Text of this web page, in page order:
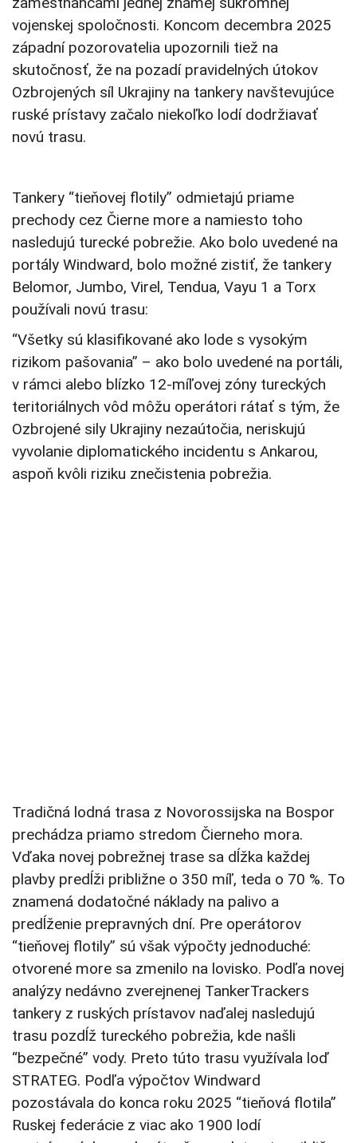
vojenskej spoločnosti. Koncom decembra 2025
západní pozorovatelia upozornili tiež na
skutočnosť, že na pozadí pravidelných útokov
Ozbrojených síl Ukrajiny na tankery navštevujúce
ruské prístavy začalo niekoľko lodí dodržiavať
novú trasu.
Tankery “tieňovej flotily” odmietajú priame
prechody cez Čierne more a namiesto toho
nasledujú turecké pobrežie. Ako bolo uvedené na
portály Windward, bolo možné zistiť, že tankery
Belomor, Jumbo, Virel, Tendua, Vayu 1 a Torx
používali novú trasu:
“Všetky sú klasifikované ako lode s vysokým
rizikom pašovania” – ako bolo uvedené na portáli,
v rámci alebo blízko 12-míľovej zóny tureckých
teritoriálnych vôd môžu operátori rátať s tým, že
Ozbrojené sily Ukrajiny nezaútočia, neriskujú
vyvolanie diplomatického incidentu s Ankarou,
aspoň kvôli riziku znečistenia pobrežia.
Tradičná lodná trasa z Novorossijska na Bospor
prechádza priamo stredom Čierneho mora.
Vďaka novej pobrežnej trase sa dĺžka každej
plavby predĺži približne o 350 míľ, teda o 70 %. To
znamená dodatočné náklady na palivo a
predĺženie prepravných dní. Pre operátorov
“tieňovej flotily” sú však výpočty jednoduché:
otvorené more sa zmenilo na lovisko. Podľa novej
analýzy nedávno zverejnenej TankerTrackers
tankery z ruských prístavov naďalej nasledujú
trasu pozdĺž tureckého pobrežia, kde našli
“bezpečné” vody. Preto túto trasu využívala loď
STRATEG. Podľa výpočtov Windward
pozostávala do konca roku 2025 “tieňová flotila”
Ruskej federácie z viac ako 1900 lodí